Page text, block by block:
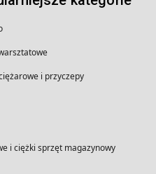
i przyczepy
i ciężki sprzęt magazynowy